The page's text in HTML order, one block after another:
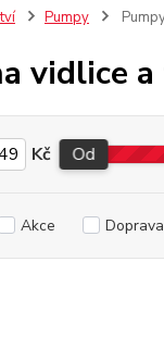
Pumpy
vidlice
Kč Od
Akce